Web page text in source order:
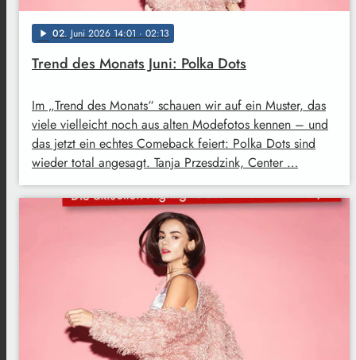
play_arrow 02. Juni 2026 14:01 · 02:13
Trend des Monats Juni: Polka Dots
Im „Trend des Monats“ schauen wir auf ein Muster, das
viele vielleicht noch aus alten Modefotos kennen – und
das jetzt ein echtes Comeback feiert: Polka Dots sind
wieder total angesagt. Tanja Przesdzink, Center …